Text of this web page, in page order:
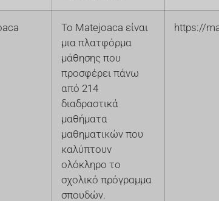
Το Matejoaca είναι
μια πλατφόρμα
μάθησης που
προσφέρει πάνω
από 214
διαδραστικά
μαθήματα
μαθηματικών που
καλύπτουν
ολόκληρο το
σχολικό πρόγραμμα
σπουδών.
https://